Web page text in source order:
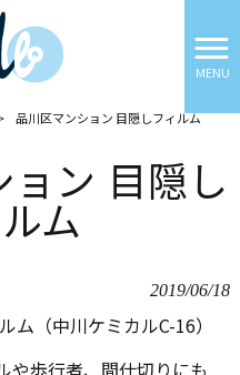
MENU
品川区マンション 目隠しフィルム
ン 目隠し
ム
2019/06/18
ム（中川ケミカルC-16）
や歩行者、間仕切りにも